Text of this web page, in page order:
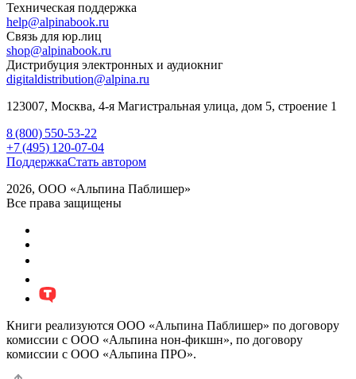
Техническая поддержка
help@alpinabook.ru
Связь для юр.лиц
shop@alpinabook.ru
Дистрибуция электронных и аудиокниг
digitaldistribution@alpina.ru
123007, Москва, 4-я Магистральная улица, дом 5, строение 1
8 (800) 550-53-22
+7 (495) 120-07-04
ПоддержкаСтать автором
2026, ООО «Альпина Паблишер»
Все права защищены
Книги реализуются ООО «Альпина Паблишер» по договору
комиссии с ООО «Альпина нон-фикшн», по договору
комиссии с ООО «Альпина ПРО».